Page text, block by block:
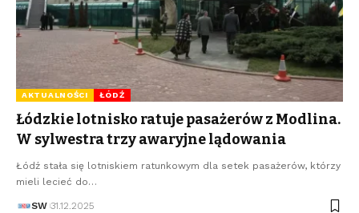
AKTUALNOŚCI ŁÓDŹ
Łódzkie lotnisko ratuje pasażerów z Modlina.
W sylwestra trzy awaryjne lądowania
Łódź stała się lotniskiem ratunkowym dla setek pasażerów, którzy
mieli lecieć do…
SW 31.12.2025